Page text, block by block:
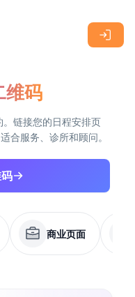
维码
链接您的日程安排页
服务、诊所和顾问。
商业页面